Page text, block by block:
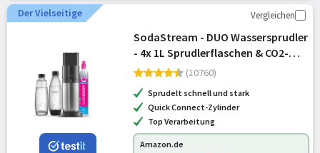
Der Vielseitige Vergleichen
SodaStream - DUO Wassersprudler
- 4x 1L Sprudlerflaschen & CO2-
Zylinder
(10760)
Sprudelt schnell und stark
Quick Connect-Zylinder
Top Verarbeitung
Amazon.de